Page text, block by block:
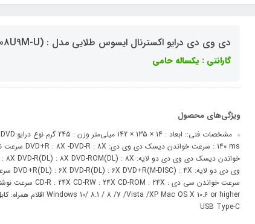
دی وی دی درایو اکسترنال ایسوس طلایی مدل : ZenDrive U9M (SDRW-08U9M-U)
گارانتی : یکساله حامی
ویژگی‌های محصول
USB Type-C